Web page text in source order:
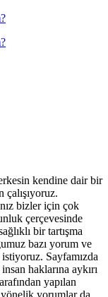
kendine dair bir
çalışıyoruz.
bizler için çok
çerçevesinde
bir tartışma
bazı yorum ve
Sayfamızda
haklarına aykırı
yapılan
yorumlar da